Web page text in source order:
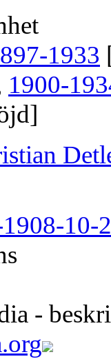
1933
1900-
10-
-